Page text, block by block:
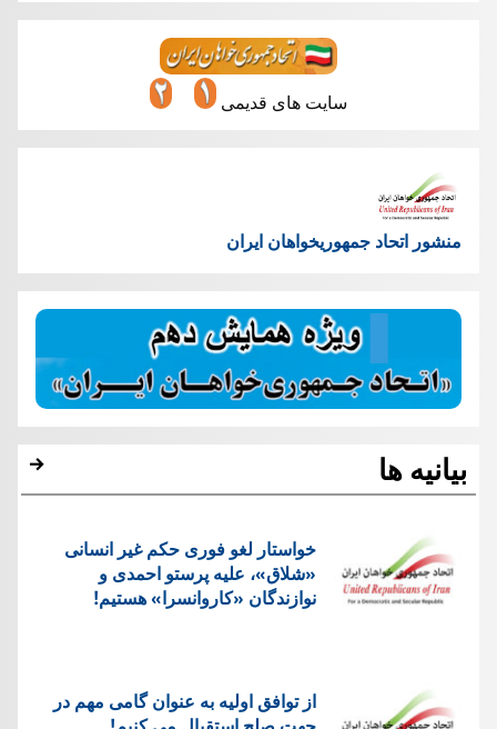
سایت های قدیمی
منشور اتحاد جمهوریخواهان ایران
بیانیه ها
خواستار لغو فوری حکم غیر انسانی
«شلاق»، علیه پرستو احمدی و
نوازندگان «کاروانسرا» هستیم!
از توافق اولیه به عنوان گامی مهم در